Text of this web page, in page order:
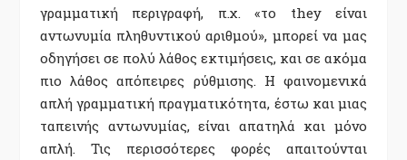
γραμματική περιγραφή, π.χ. «το they είναι
αντωνυμία πληθυντικού αριθμού», μπορεί να μας
οδηγήσει σε πολύ λάθος εκτιμήσεις, και σε ακόμα
πιο λάθος απόπειρες ρύθμισης. Η φαινομενικά
απλή γραμματική πραγματικότητα, έστω και μιας
ταπεινής αντωνυμίας, είναι απατηλά και μόνο
απλή. Τις περισσότερες φορές απαιτούνται